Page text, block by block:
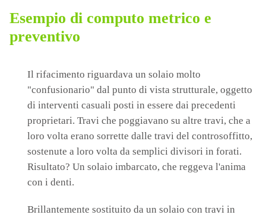
Esempio di computo metrico e
preventivo
Il rifacimento riguardava un solaio molto
"confusionario" dal punto di vista strutturale, oggetto
di interventi casuali posti in essere dai precedenti
proprietari. Travi che poggiavano su altre travi, che a
loro volta erano sorrette dalle travi del controsoffitto,
sostenute a loro volta da semplici divisori in forati.
Risultato? Un solaio imbarcato, che reggeva l'anima
con i denti.
Brillantemente sostituito da un solaio con travi in